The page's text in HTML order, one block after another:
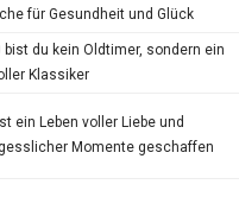
für Gesundheit und Glück
bist du kein Oldtimer, sondern ein
Klassiker
ein Leben voller Liebe und
Momente geschaffen